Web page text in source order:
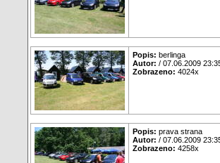
Popis: berlinga
Autor: / 07.06.2009
Zobrazeno: 4024x
Popis: prava strana
Autor: / 07.06.2009
Zobrazeno: 4258x